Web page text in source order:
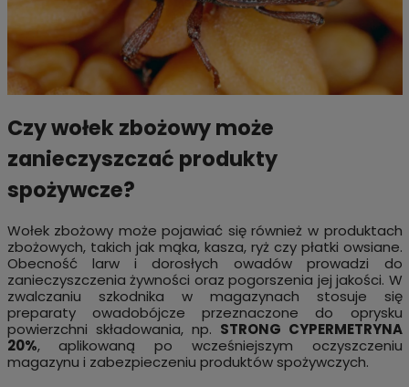
Czy wołek zbożowy może
zanieczyszczać produkty
spożywcze?
Wołek zbożowy może pojawiać się również w produktach
zbożowych, takich jak mąka, kasza, ryż czy płatki owsiane.
Obecność larw i dorosłych owadów prowadzi do
zanieczyszczenia żywności oraz pogorszenia jej jakości. W
zwalczaniu szkodnika w magazynach stosuje się
preparaty owadobójcze przeznaczone do oprysku
powierzchni składowania, np. STRONG CYPERMETRYNA
20%, aplikowaną po wcześniejszym oczyszczeniu
magazynu i zabezpieczeniu produktów spożywczych.